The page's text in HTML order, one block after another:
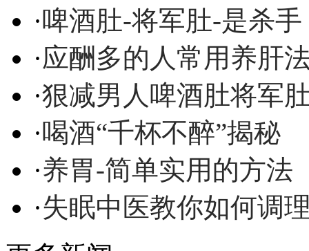
·啤酒肚-将军肚-是杀手
·应酬多的人常用养肝
·狠减男人啤酒肚将军
·喝酒“千杯不醉”揭秘
·养胃-简单实用的方法
·失眠中医教你如何调